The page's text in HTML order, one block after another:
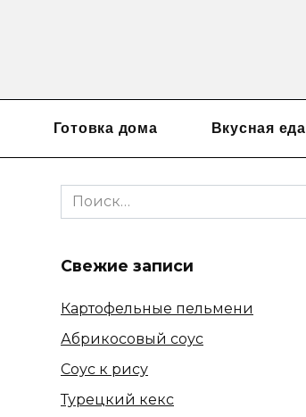
Готовка дома Вкусная еда
Search
for:
Свежие записи
Картофельные пельмени
Абрикосовый соус
Соус к рису
Турецкий кекс